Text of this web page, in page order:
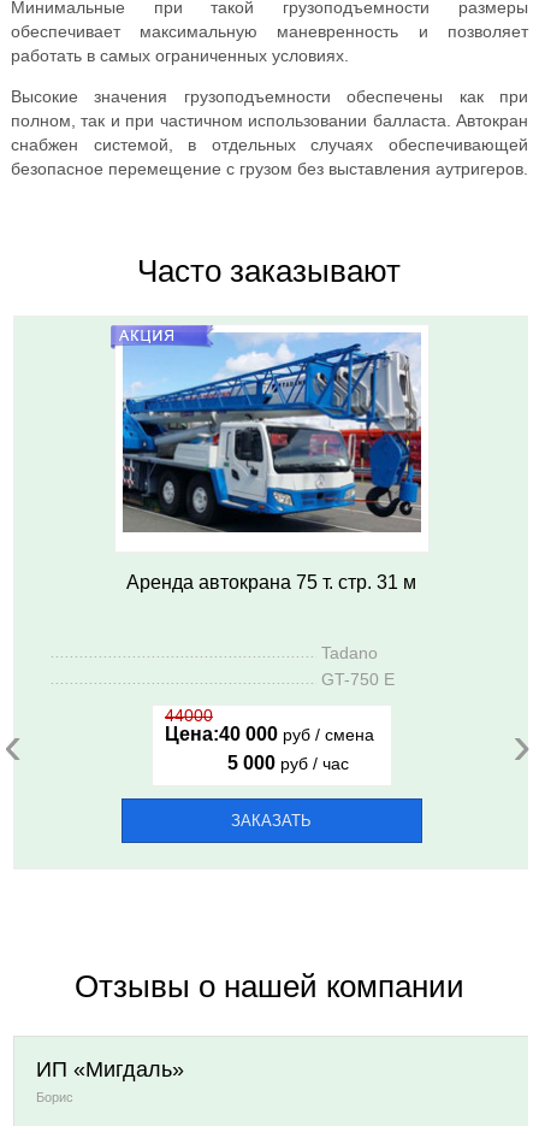
Минимальные при такой грузоподъемности размеры
обеспечивает максимальную маневренность и позволяет
работать в самых ограниченных условиях.
Высокие значения грузоподъемности обеспечены как при
полном, так и при частичном использовании балласта. Автокран
снабжен системой, в отдельных случаях обеспечивающей
безопасное перемещение с грузом без выставления аутригеров.
Часто заказывают
Аренда автокрана 75 т. стр. 31 м
..........................................................Tadano
..........................................................GT-750 E
44000
Цена:40 000 руб / смена
5 000 руб / час
ЗАКАЗАТЬ
‹ ›
Отзывы о нашей компании
ИП «Мигдаль»
Борис